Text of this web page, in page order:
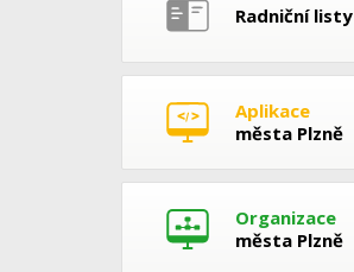
Radniční listy
Aplikace
města Plzně
Organizace
města Plzně